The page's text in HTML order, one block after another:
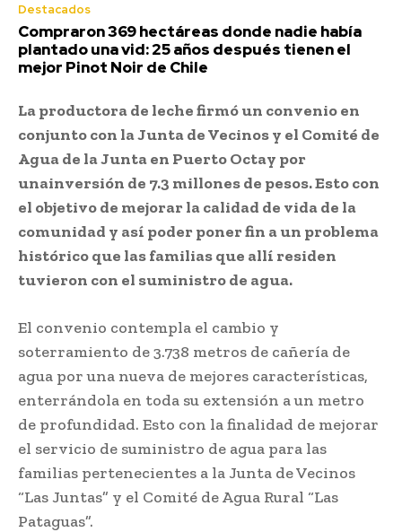
Destacados
Compraron 369 hectáreas donde nadie había
plantado una vid: 25 años después tienen el
mejor Pinot Noir de Chile
La productora de leche firmó un convenio en
conjunto con la Junta de Vecinos y el Comité de
Agua de la Junta en Puerto Octay por
unainversión de 7.3 millones de pesos. Esto con
el objetivo de mejorar la calidad de vida de la
comunidad y así poder poner fin a un problema
histórico que las familias que allí residen
tuvieron con el suministro de agua.
El convenio contempla el cambio y
soterramiento de 3.738 metros de cañería de
agua por una nueva de mejores características,
enterrándola en toda su extensión a un metro
de profundidad. Esto con la finalidad de mejorar
el servicio de suministro de agua para las
familias pertenecientes a la Junta de Vecinos
“Las Juntas” y el Comité de Agua Rural “Las
Pataguas”.